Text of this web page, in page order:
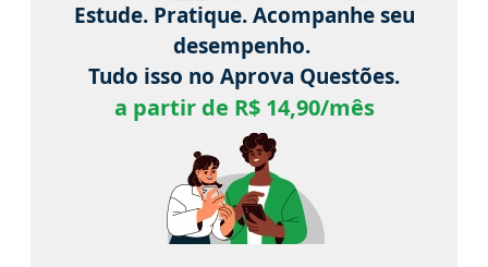
Estude. Pratique. Acompanhe seu
desempenho.
Tudo isso no Aprova Questões.
a partir de R$ 14,90/mês